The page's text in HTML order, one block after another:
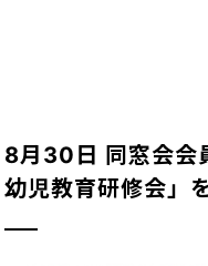
8月30日 同窓会会
幼児教育研修会」